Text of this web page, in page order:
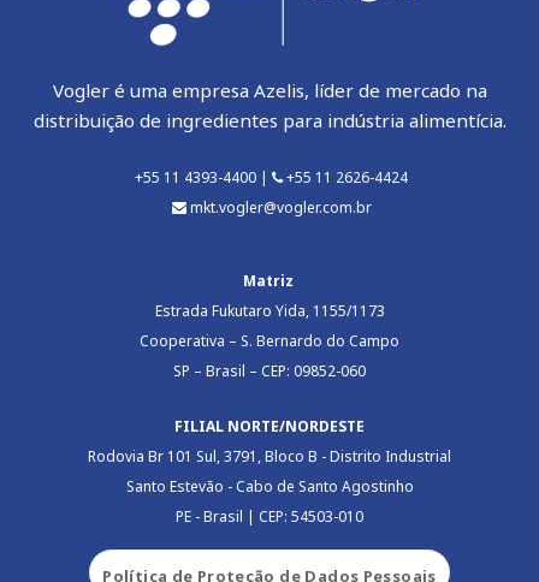
Vogler é uma empresa Azelis, líder de mercado na
distribuição de ingredientes para indústria alimentícia.
+55 11 4393-4400 |
+55 11 2626-4424
mkt.vogler@vogler.com.br
Matriz
Estrada Fukutaro Yida, 1155/1173
Cooperativa – S. Bernardo do Campo
SP – Brasil – CEP: 09852-060
FILIAL NORTE/NORDESTE
Rodovia Br 101 Sul, 3791, Bloco B - Distrito Industrial
Santo Estevão - Cabo de Santo Agostinho
PE - Brasil | CEP: 54503-010
Política de Proteção de Dados Pessoais